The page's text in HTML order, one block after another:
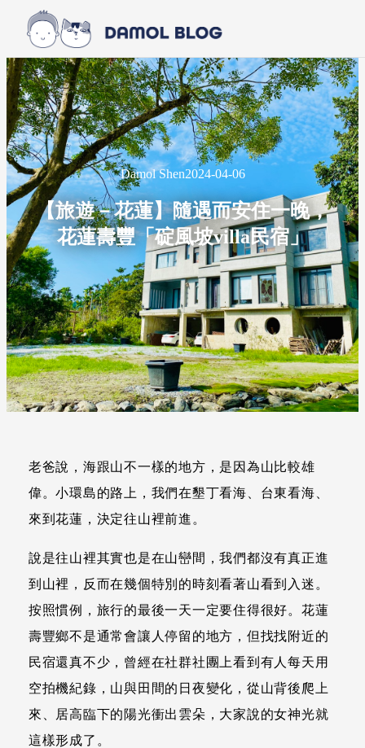
Skip to main content
Damol Shen2024-04-06
【旅遊－花蓮】隨遇而安住一晚，
花蓮壽豐「碇風坡villa民宿」
老爸說，海跟山不一樣的地方，是因為山比較雄
偉。小環島的路上，我們在墾丁看海、台東看海、
來到花蓮，決定往山裡前進。
說是往山裡其實也是在山巒間，我們都沒有真正進
到山裡，反而在幾個特別的時刻看著山看到入迷。
按照慣例，旅行的最後一天一定要住得很好。花蓮
壽豐鄉不是通常會讓人停留的地方，但找找附近的
民宿還真不少，曾經在社群社團上看到有人每天用
空拍機紀錄，山與田間的日夜變化，從山背後爬上
來、居高臨下的陽光衝出雲朵，大家說的女神光就
這樣形成了。